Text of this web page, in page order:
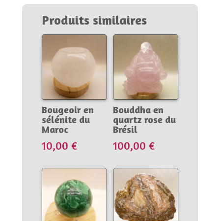
Produits similaires
Bougeoir en
sélénite du
Maroc
10,00 €
Bouddha en
quartz rose du
Brésil
100,00 €